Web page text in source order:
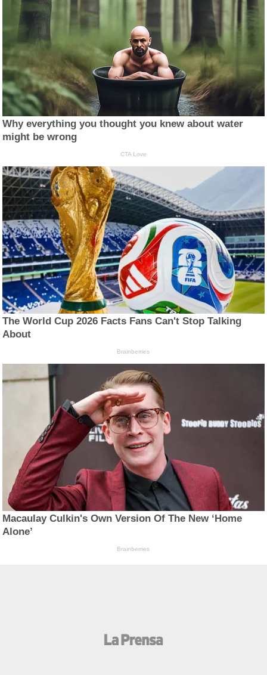
Why everything you thought you knew about water
might be wrong
CTA Love
The World Cup 2026 Facts Fans Can't Stop Talking
About
Brainberries
Macaulay Culkin's Own Version Of The New ‘Home
Alone’
Brainberries